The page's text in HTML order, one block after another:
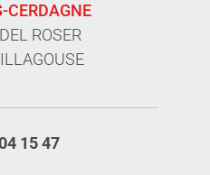
CERDAGNE
ROSER
15 47